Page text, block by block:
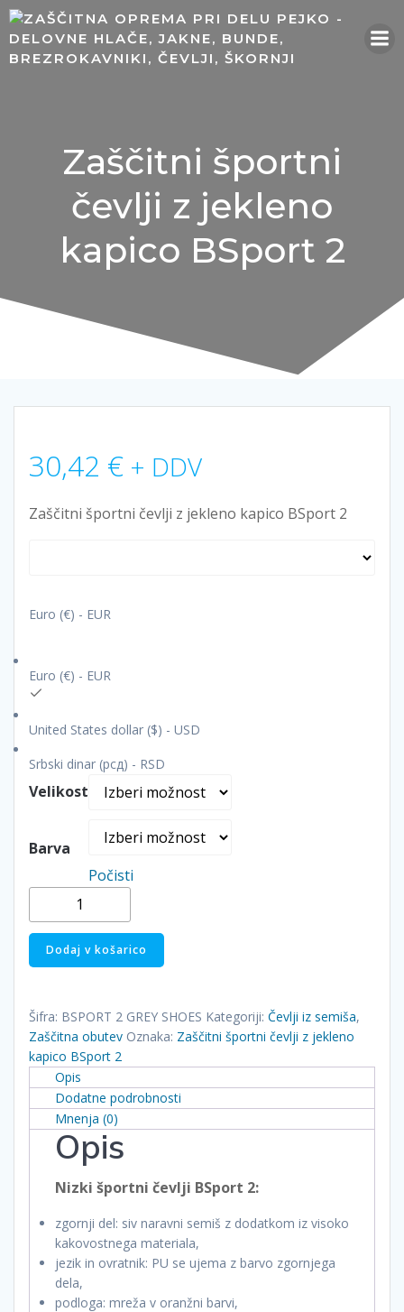
Skip
to
content
Zaščitni športni
čevlji z jekleno
kapico BSport 2
30,42 € + DDV
Zaščitni športni čevlji z jekleno kapico BSport 2
Euro (€) - EUR
Euro (€) - EUR
United States dollar ($) - USD
Srbski dinar (рсд) - RSD
Velikost
Barva
Počisti
Zaščitni
športni
čevlji
z
kapico
BSport
2
količina
Dodaj v košarico
Šifra: BSPORT 2 GREY SHOES Kategoriji: Čevlji iz semiša,
Zaščitna obutev Oznaka: Zaščitni športni čevlji z jekleno
kapico BSport 2
Opis
Dodatne podrobnosti
Mnenja (0)
Opis
Nizki športni čevlji BSport 2:
zgornji del: siv naravni semiš z dodatkom iz visoko
kakovostnega materiala,
jezik in ovratnik: PU se ujema z barvo zgornjega
dela,
podloga: mreža v oranžni barvi,